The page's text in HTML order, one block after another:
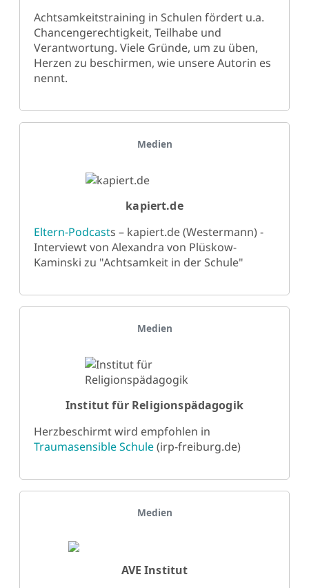
Achtsamkeitstraining in Schulen fördert u.a.
Chancengerechtigkeit, Teilhabe und
Verantwortung. Viele Gründe, um zu üben,
Herzen zu beschirmen, wie unsere Autorin es
nennt.
Medien
kapiert.de
Eltern-Podcasts – kapiert.de (Westermann) -
Interviewt von Alexandra von Plüskow-
Kaminski zu "Achtsamkeit in der Schule"
Medien
Institut für Religionspädagogik
Herzbeschirmt wird empfohlen in
Traumasensible Schule(irp-freiburg.de)
Medien
AVE Institut